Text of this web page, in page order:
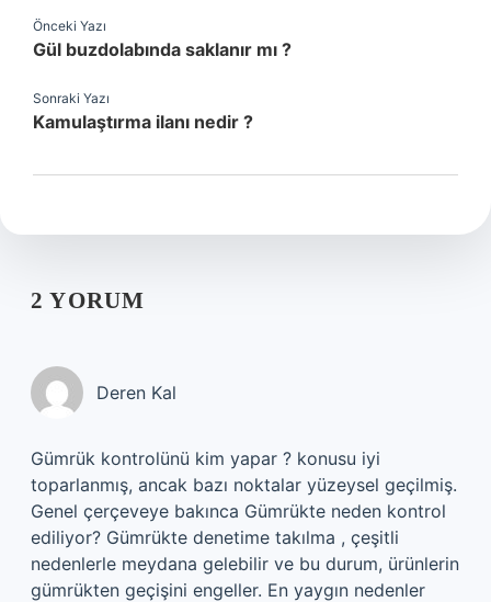
Önceki Yazı
Gül buzdolabında saklanır mı ?
Sonraki Yazı
Kamulaştırma ilanı nedir ?
2 YORUM
Deren Kal
Gümrük kontrolünü kim yapar ? konusu iyi
toparlanmış, ancak bazı noktalar yüzeysel geçilmiş.
Genel çerçeveye bakınca Gümrükte neden kontrol
ediliyor? Gümrükte denetime takılma , çeşitli
nedenlerle meydana gelebilir ve bu durum, ürünlerin
gümrükten geçişini engeller. En yaygın nedenler